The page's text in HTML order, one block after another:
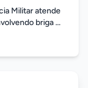
Militar atende
briga de